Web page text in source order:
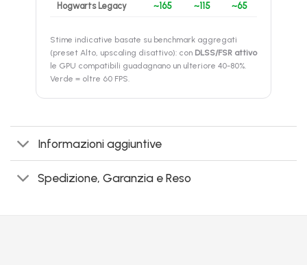
Hogwarts Legacy ~165 ~115 ~65
Stime indicative basate su benchmark aggregati
(preset Alto, upscaling disattivo): con DLSS/FSR attivo
le GPU compatibili guadagnano un ulteriore 40-80%.
Verde = oltre 60 FPS.
Informazioni aggiuntive
Spedizione, Garanzia e Reso